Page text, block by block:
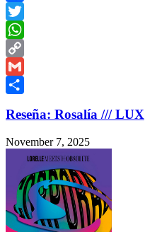
Facebook
Twitter
WhatsApp
Copy
Link
Gmail
Reseña: Rosalía /// LUX
November 7, 2025